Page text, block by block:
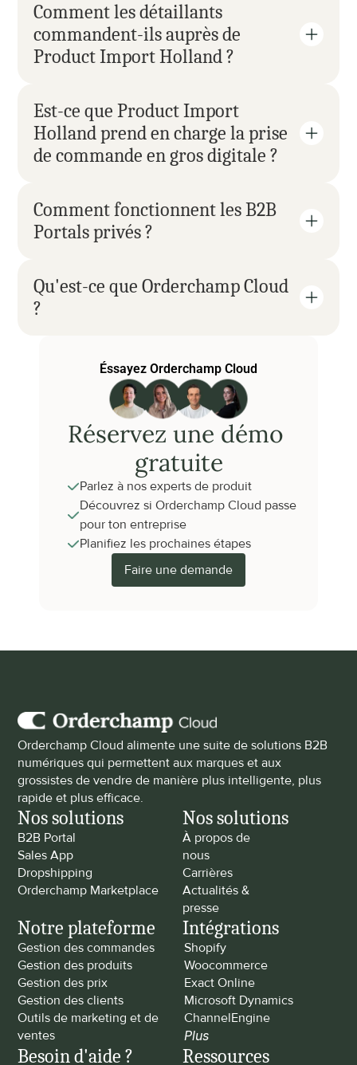
Comment les détaillants
commandent-ils auprès de
Product Import Holland ?
Est-ce que Product Import
Holland prend en charge la prise
de commande en gros digitale ?
Comment fonctionnent les B2B
Portals privés ?
Qu'est-ce que Orderchamp Cloud
?
Éssayez Orderchamp Cloud
Réservez une démo
gratuite
Parlez à nos experts de produit
Découvrez si Orderchamp Cloud passe
pour ton entreprise
Planifiez les prochaines étapes
Faire une demande
Orderchamp Cloud alimente une suite de solutions B2B
numériques qui permettent aux marques et aux
grossistes de vendre de manière plus intelligente, plus
rapide et plus efficace.
Nos solutions
B2B Portal
Sales App
Dropshipping
Orderchamp Marketplace
Nos solutions
À propos de
nous
Carrières
Actualités &
presse
Notre plateforme
Gestion des commandes
Gestion des produits
Gestion des prix
Gestion des clients
Outils de marketing et de
ventes
Intégrations
Shopify
Woocommerce
Exact Online
Microsoft Dynamics
ChannelEngine
Plus
Besoin d'aide ? Ressources